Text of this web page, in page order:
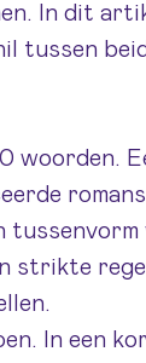
In dit
tussen
woorden.
strikte
In een